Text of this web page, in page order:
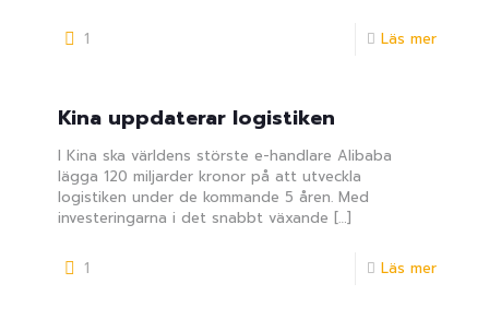
1 Läs mer
Kina uppdaterar logistiken
I Kina ska världens störste e-handlare Alibaba
lägga 120 miljarder kronor på att utveckla
logistiken under de kommande 5 åren. Med
investeringarna i det snabbt växande […]
1 Läs mer